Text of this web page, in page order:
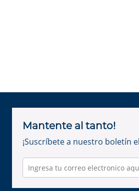
Mantente al tanto!
¡Suscríbete a nuestro boletín